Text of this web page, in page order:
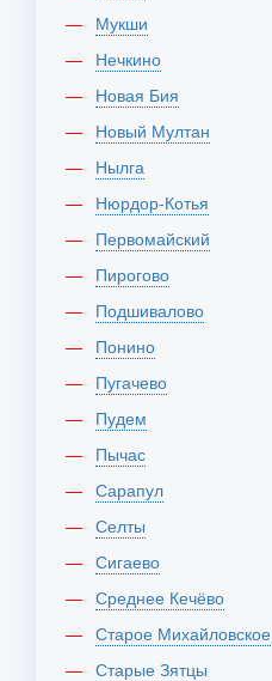
Мукши
Нечкино
Новая Бия
Новый Мултан
Нылга
Нюрдор-Котья
Первомайский
Пирогово
Подшивалово
Понино
Пугачево
Пудем
Пычас
Сарапул
Селты
Сигаево
Среднее Кечёво
Старое Михайловское
Старые Зятцы